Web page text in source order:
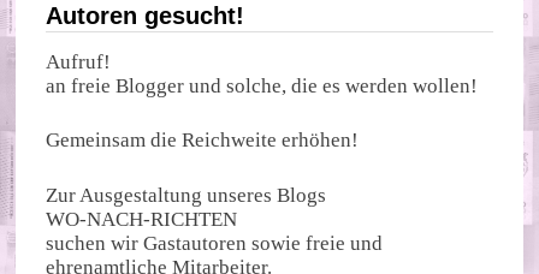
Autoren gesucht!
Aufruf!
an freie Blogger und solche, die es werden wollen!
Gemeinsam die Reichweite erhöhen!
Zur Ausgestaltung unseres Blogs
WO-NACH-RICHTEN
suchen wir Gastautoren sowie freie und
ehrenamtliche Mitarbeiter.